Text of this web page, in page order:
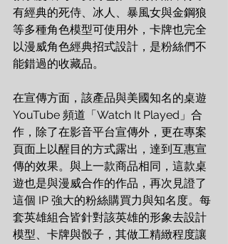
有經典的死侍、冰人、暴風女與金鋼狼
等多種角色模型可使用外，卡牌也完全
以漫威角色經典招式設計，是粉絲們不
能錯過的收藏品。
在宣傳方面，該產品與美國知名的桌遊
YouTube 頻道「Watch It Played」合
作，除了在影音平台宣傳外，更在專案
頁面上以醒目的方式露出，達到互惠宣
傳的效果。與上一款商品相同，這款桌
遊也是與漫威合作的作品，再次見證了
這個 IP 強大的粉絲購買力與知名度。每
套英雄組合皆針對該英雄的形象去設計
模型、卡牌與骰子，其做工精緻程度讓